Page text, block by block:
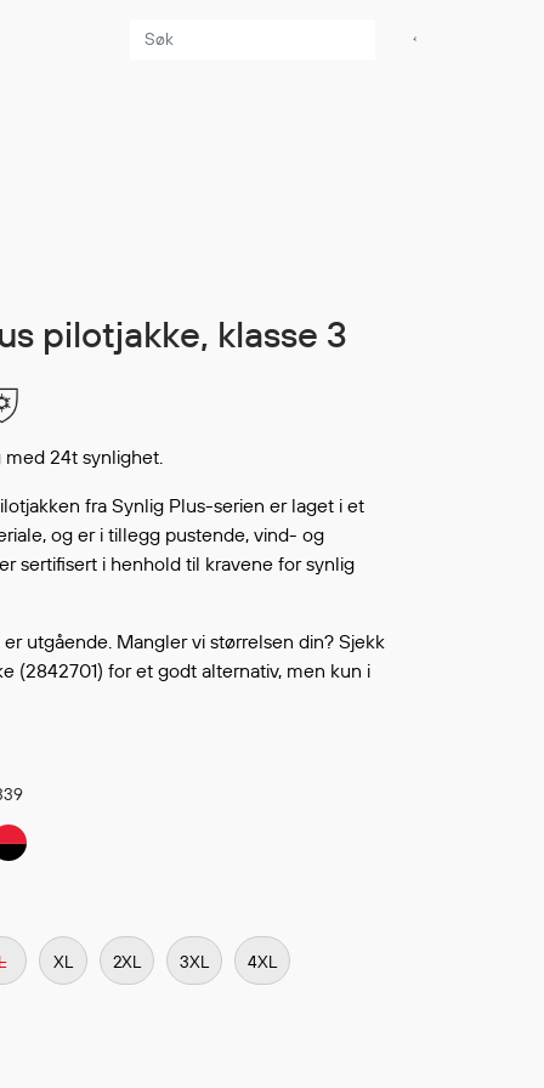
med T-skjorter og
Se flere saker
pilotjakke, klasse 3
24t synlighet.
fra Synlig Plus-serien er laget i et
og er i tillegg pustende, vind- og
sertifisert i henhold til kravene for synlig
utgående. Mangler vi størrelsen din? Sjekk
(2842701) for et godt alternativ, men kun i
XL 2XL 3XL 4XL
Fortsett å handle
ØNSKELISTEN